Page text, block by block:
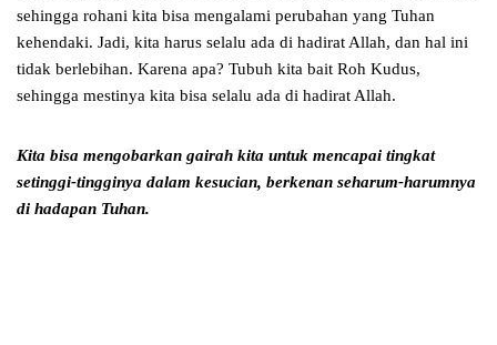
sehingga rohani kita bisa mengalami perubahan yang Tuhan
kehendaki. Jadi, kita harus selalu ada di hadirat Allah, dan hal ini
tidak berlebihan. Karena apa? Tubuh kita bait Roh Kudus,
sehingga mestinya kita bisa selalu ada di hadirat Allah.
Kita bisa mengobarkan gairah kita untuk mencapai tingkat
setinggi-tingginya dalam kesucian, berkenan seharum-harumnya
di hadapan Tuhan.